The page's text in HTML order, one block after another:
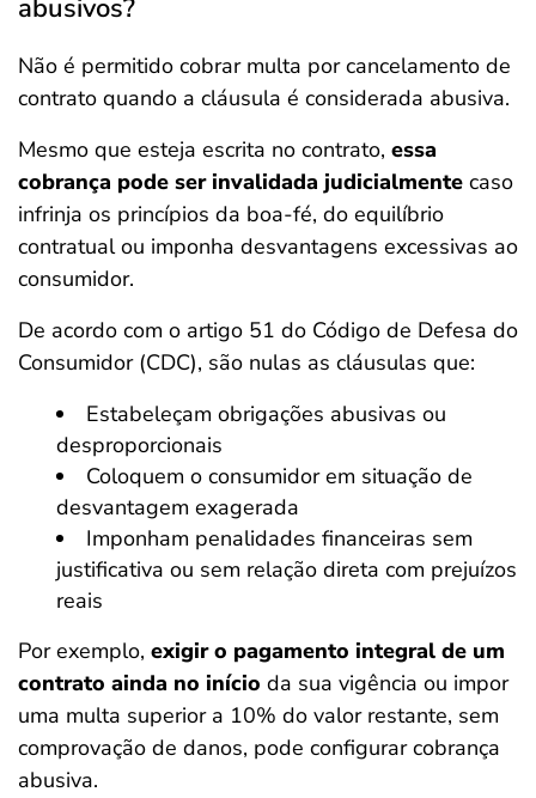
abusivos?
Não é permitido cobrar multa por cancelamento de
contrato quando a cláusula é considerada abusiva.
Mesmo que esteja escrita no contrato, essa
cobrança pode ser invalidada judicialmente caso
infrinja os princípios da boa-fé, do equilíbrio
contratual ou imponha desvantagens excessivas ao
consumidor.
De acordo com o artigo 51 do Código de Defesa do
Consumidor (CDC), são nulas as cláusulas que:
Estabeleçam obrigações abusivas ou
desproporcionais
Coloquem o consumidor em situação de
desvantagem exagerada
Imponham penalidades financeiras sem
justificativa ou sem relação direta com prejuízos
reais
Por exemplo, exigir o pagamento integral de um
contrato ainda no início da sua vigência ou impor
uma multa superior a 10% do valor restante, sem
comprovação de danos, pode configurar cobrança
abusiva.